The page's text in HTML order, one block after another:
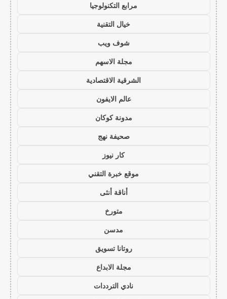
مرابع التكنولوجيا
خيال التقنية
شوف ويب
مجلة الاسهم
الشرقية الاقتصادية
عالم الايفون
مدونة كوكان
صحيفة نهج
كار نيوز
موقع خبرة التقني
أناقة أنثى
متورخ
مدسن
روتانا تسويق
مجلة الابداع
نادي الترددات